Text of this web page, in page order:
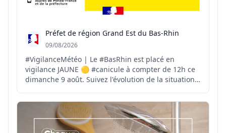
Préfet de région Grand Est du Bas-Rhin
09/08/2026
#VigilanceMétéo | Le #BasRhin est placé en
vigilance JAUNE 🟡 #canicule à compter de 12h ce
dimanche 9 août. Suivez l'évolution de la situation
Face aux températures élevées, adoptez les bons
réflexes pour vous protéger et protéger les autres :
🚰 ...